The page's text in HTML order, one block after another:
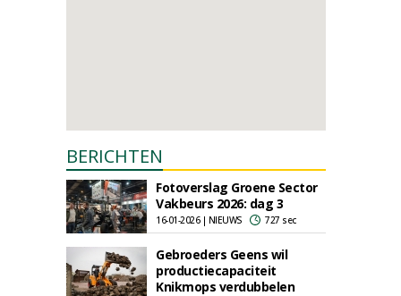
BERICHTEN
Fotoverslag Groene Sector
Vakbeurs 2026: dag 3
16-01-2026 | NIEUWS 727 sec
Gebroeders Geens wil
productiecapaciteit
Knikmops verdubbelen